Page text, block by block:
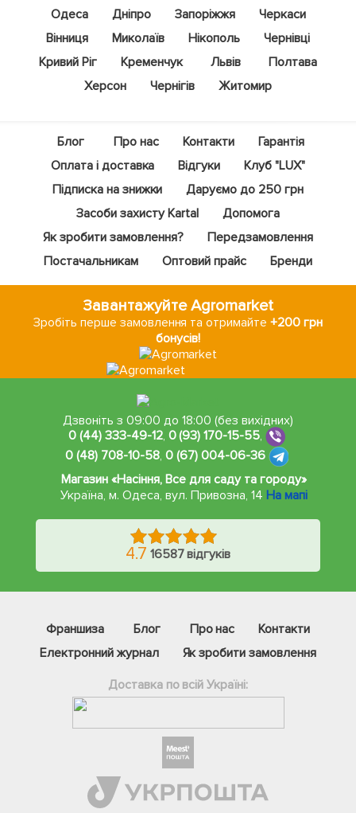
Одеса
Дніпро Запоріжжя
Черкаси
Вінниця
Миколаїв Нікополь
Чернівці
Кривий Ріг
Кременчук Львів
Полтава
Херсон
Чернігів Житомир
Блог Про нас Контакти
Гарантія
Оплата і доставка
Відгуки
Клуб "LUX"
Підписка на знижки
Даруємо до 250 грн
Засоби захисту Kartal
Допомога
Як зробити замовлення?
Передзамовлення
Постачальникам
Оптовий прайс Бренди
Завантажуйте Agromarket
Зробіть перше замовлення та отримайте+200 грн
бонусів!
Дзвоніть з 09:00 до 18:00 (без вихідних)
0 (44) 333-49-12, 0 (93) 170-15-55,
0 (48) 708-10-58, 0 (67) 004-06-36
Магазин «Насіння, Все для саду та городу»
Україна, м. Одеса,вул. Привозна, 14 На мапі
4.7 16587 відгуків
Франшиза Блог Про нас
Контакти
Електронний журнал
Як зробити замовлення
Доставка по всій Україні:
Телеграм